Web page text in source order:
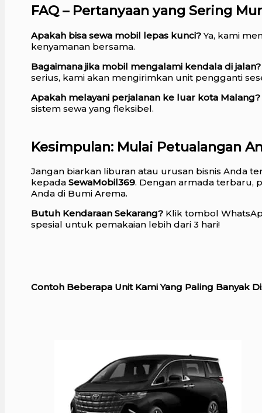
FAQ – Pertanyaan yang Sering
Apakah bisa sewa mobil lepas kunci?Ya, kami
kenyamanan bersama.
Bagaimana jika mobil mengalami kendala di jalan?
serius, kami akan mengirimkan unit pengganti
Apakah melayani perjalanan ke luar kota Malang?
sistem sewa yang fleksibel.
Kesimpulan: Mulai Petualangan
Jangan biarkan liburan atau urusan bisnis Anda
kepada SewaMobil369. Dengan armada terbaru,
Anda di Bumi Arema.
Butuh Kendaraan Sekarang? Klik tombol
spesial untuk pemakaian lebih dari 3 hari!
Contoh Beberapa Unit Kami Yang Paling Banyak